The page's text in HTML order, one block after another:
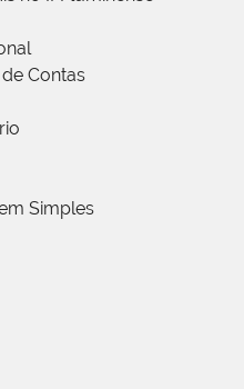
Contas
Simples